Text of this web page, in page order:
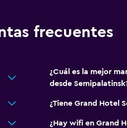
frecuentes
¿Cuál es la mejor
desde
¿Tiene Grand Hotel
¿Hay wifi en Grand